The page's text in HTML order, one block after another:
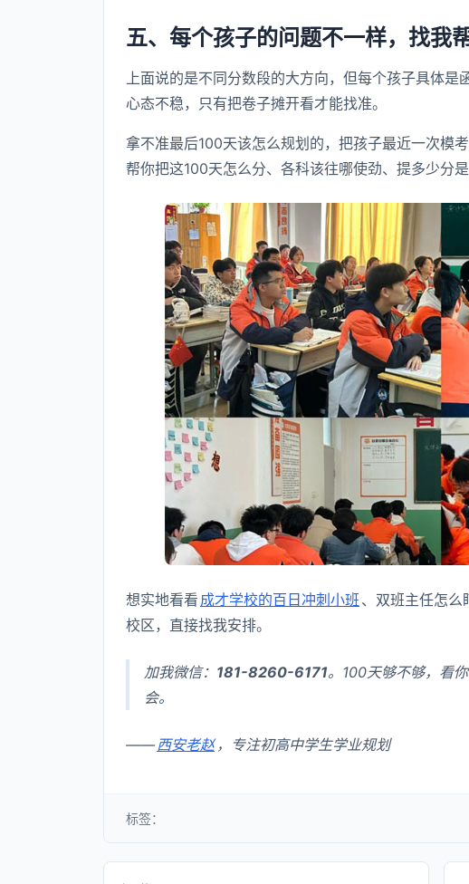
五、每个孩子的问题不一样，找我
上面说的是不同分数段的大方向，但每个孩子具体是
心态不稳，只有把卷子摊开看才能找准。
拿不准最后100天该怎么规划的，把孩子最近一次模
帮你把这100天怎么分、各科该往哪使劲、提多少分
想实地看看 成才学校的百日冲刺小班 、双班主任怎么
校区，直接找我安排。
加我微信： 181-8260-6171。100天够不够，看
会。
—— 西安老赵 ，专注初高中学生学业规划
标签：